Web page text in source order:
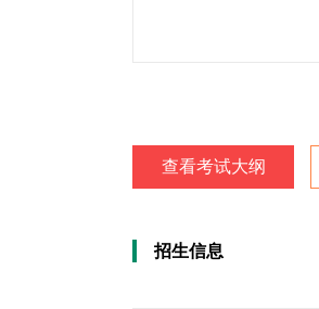
查看考试大纲
招生信息